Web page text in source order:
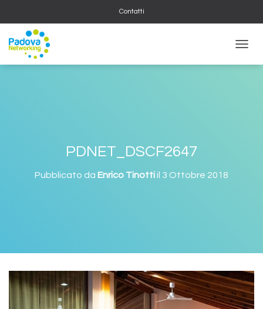
Contatti
PDNET_DSCF2647
Pubblicato da Enrico Tinottiil 3 Ottobre 2018